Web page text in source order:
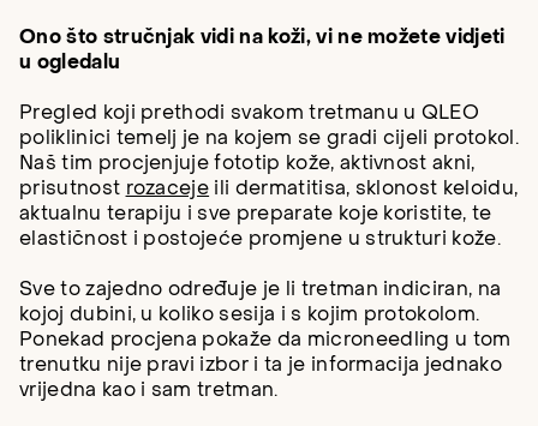
Ono što stručnjak vidi na koži, vi ne možete vidjeti
u ogledalu
Pregled koji prethodi svakom tretmanu u QLEO
poliklinici temelj je na kojem se gradi cijeli protokol.
Naš tim procjenjuje fototip kože, aktivnost akni,
prisutnost rozaceje ili dermatitisa, sklonost keloidu,
aktualnu terapiju i sve preparate koje koristite, te
elastičnost i postojeće promjene u strukturi kože.
Sve to zajedno određuje je li tretman indiciran, na
kojoj dubini, u koliko sesija i s kojim protokolom.
Ponekad procjena pokaže da microneedling u tom
trenutku nije pravi izbor i ta je informacija jednako
vrijedna kao i sam tretman.